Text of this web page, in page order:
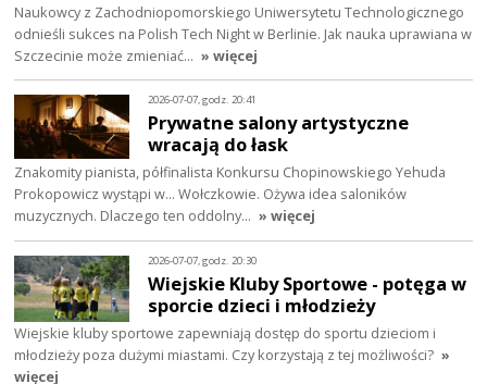
Naukowcy z Zachodniopomorskiego Uniwersytetu Technologicznego
odnieśli sukces na Polish Tech Night w Berlinie. Jak nauka uprawiana w
Szczecinie może zmieniać… » więcej
2026-07-07, godz. 20:41
Prywatne salony artystyczne
wracają do łask
Znakomity pianista, półfinalista Konkursu Chopinowskiego Yehuda
Prokopowicz wystąpi w… Wołczkowie. Ożywa idea saloników
muzycznych. Dlaczego ten oddolny… » więcej
2026-07-07, godz. 20:30
Wiejskie Kluby Sportowe - potęga w
sporcie dzieci i młodzieży
Wiejskie kluby sportowe zapewniają dostęp do sportu dzieciom i
młodzieży poza dużymi miastami. Czy korzystają z tej możliwości? »
więcej